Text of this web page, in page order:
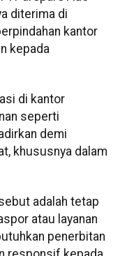
diterima di
kantor
kepada
di kantor
seperti
demi
khususnya dalam
adalah tetap
atau layanan
penerbitan